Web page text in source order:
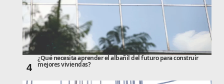
4
¿Qué necesita aprender el albañil del futuro para construir
mejores viviendas?